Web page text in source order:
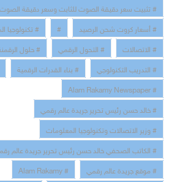
# تثبيت سعر دقيقة الصوت للثابت وسعر دقيقة
# أسعار كروت شحن الرصيد
#
# تكنولوجيا
# الاتصالات
# التحول الرقمي # حلول
# التدريب التكنولوجي
# بناء القدرات الرقمية
# Alam Rakamy Newspaper
# خالد حسن رئيس تحرير جريدة عالم رقمي
# وزير الاتصالات وتكنولوجيا المعلومات
# الكاتب الصحفي خالد حسن رئيس تحرير جريدة عالم رقمي
# موقع جريدة عالم رقمي
# Alam Rakamy